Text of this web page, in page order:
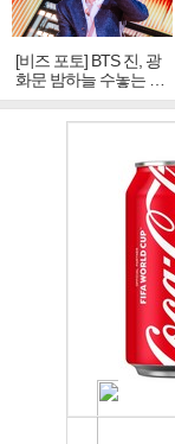
[비즈 포토] BTS 진, 광
화문 밤하늘 수놓는 '비
주얼 킹'의 열창